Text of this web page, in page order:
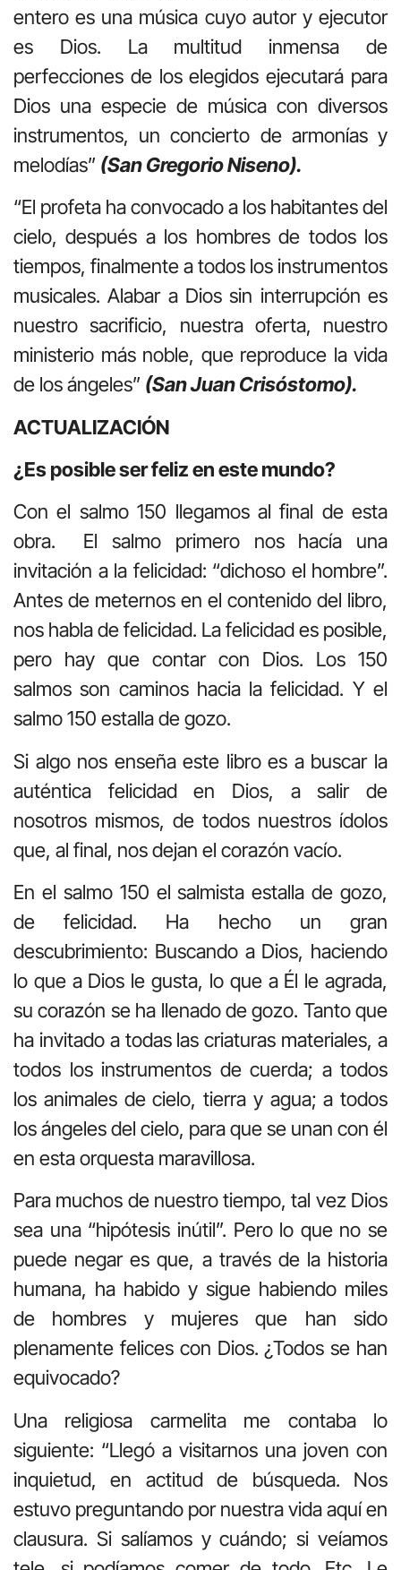
entero es una música cuyo autor y ejecutor
es Dios. La multitud inmensa de
perfecciones de los elegidos ejecutará para
Dios una especie de música con diversos
instrumentos, un concierto de armonías y
melodías” (San Gregorio Niseno).
“El profeta ha convocado a los habitantes del
cielo, después a los hombres de todos los
tiempos, finalmente a todos los instrumentos
musicales. Alabar a Dios sin interrupción es
nuestro sacrificio, nuestra oferta, nuestro
ministerio más noble, que reproduce la vida
de los ángeles” (San Juan Crisóstomo).
ACTUALIZACIÓN
¿Es posible ser feliz en este mundo?
Con el salmo 150 llegamos al final de esta
obra. El salmo primero nos hacía una
invitación a la felicidad: “dichoso el hombre”.
Antes de meternos en el contenido del libro,
nos habla de felicidad. La felicidad es posible,
pero hay que contar con Dios. Los 150
salmos son caminos hacia la felicidad. Y el
salmo 150 estalla de gozo.
Si algo nos enseña este libro es a buscar la
auténtica felicidad en Dios, a salir de
nosotros mismos, de todos nuestros ídolos
que, al final, nos dejan el corazón vacío.
En el salmo 150 el salmista estalla de gozo,
de felicidad. Ha hecho un gran
descubrimiento: Buscando a Dios, haciendo
lo que a Dios le gusta, lo que a Él le agrada,
su corazón se ha llenado de gozo. Tanto que
ha invitado a todas las criaturas materiales, a
todos los instrumentos de cuerda; a todos
los animales de cielo, tierra y agua; a todos
los ángeles del cielo, para que se unan con él
en esta orquesta maravillosa.
Para muchos de nuestro tiempo, tal vez Dios
sea una “hipótesis inútil”. Pero lo que no se
puede negar es que, a través de la historia
humana, ha habido y sigue habiendo miles
de hombres y mujeres que han sido
plenamente felices con Dios. ¿Todos se han
equivocado?
Una religiosa carmelita me contaba lo
siguiente: “Llegó a visitarnos una joven con
inquietud, en actitud de búsqueda. Nos
estuvo preguntando por nuestra vida aquí en
clausura. Si salíamos y cuándo; si veíamos